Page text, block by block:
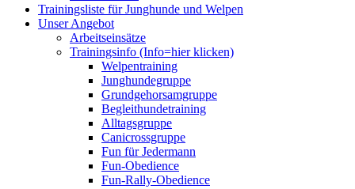
Trainingsliste für Junghunde und Welpen
Unser Angebot
Arbeitseinsätze
Trainingsinfo (Info=hier klicken)
Welpentraining
Junghundegruppe
Grundgehorsamgruppe
Begleithundetraining
Alltagsgruppe
Canicrossgruppe
Fun für Jedermann
Fun-Obedience
Fun-Rally-Obedience